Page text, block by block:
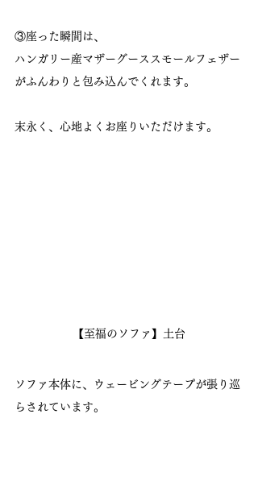
③座った瞬間は、
ハンガリー産マザーグーススモールフェザー
がふんわりと包み込んでくれます。
末永く、心地よくお座りいただけます。
【至福のソファ】土台
ソファ本体に、ウェービングテープが張り巡
らされています。